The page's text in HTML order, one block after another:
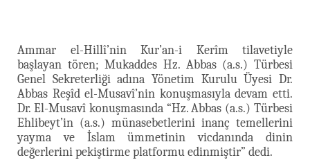
Ammar el-Hillî’nin Kur’an-i Kerîm tilavetiyle
başlayan tören; Mukaddes Hz. Abbas (a.s.) Türbesi
Genel Sekreterliği adına Yönetim Kurulu Üyesi Dr.
Abbas Reşîd el-Musavî’nin konuşmasıyla devam etti.
Dr. El-Musavî konuşmasında “Hz. Abbas (a.s.) Türbesi
Ehlibeyt’in (a.s.) münasebetlerini inanç temellerini
yayma ve İslam ümmetinin vicdanında dinin
değerlerini pekiştirme platformu edinmiştir” dedi.